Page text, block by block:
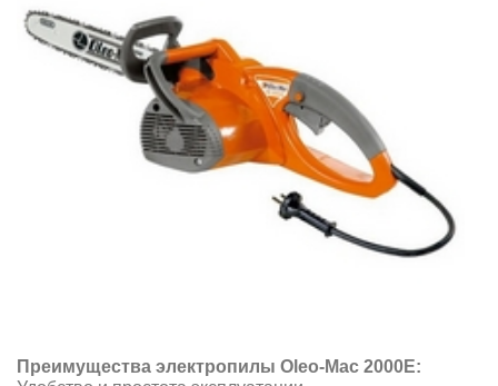
Преимущества электропилы Oleo-Mac 2000Е: